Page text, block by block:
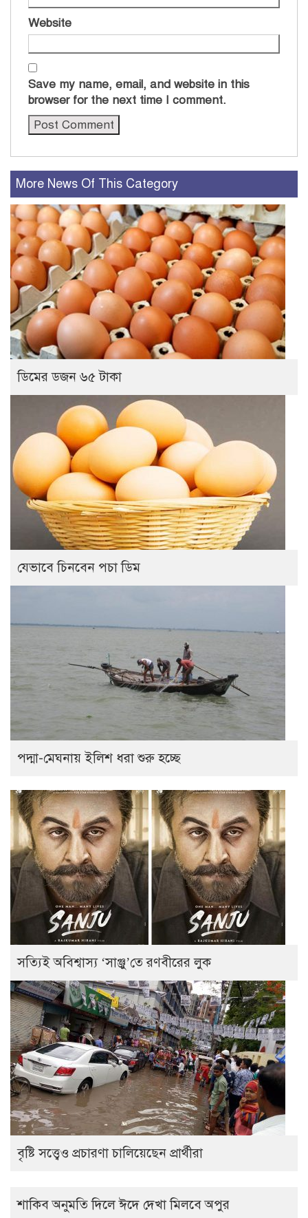
Website
Save my name, email, and website in this
browser for the next time I comment.
More News Of This Category
ডিমের ডজন ৬৫ টাকা
যেভাবে চিনবেন পচা ডিম
পদ্মা-মেঘনায় ইলিশ ধরা শুরু হচ্ছে
সত্যিই অবিশ্বাস্য ‘সাঞ্জু’তে রণবীরের লুক
বৃষ্টি সত্ত্বেও প্রচারণা চালিয়েছেন প্রার্থীরা
শাকিব অনুমতি দিলে ঈদে দেখা মিলবে অপুর